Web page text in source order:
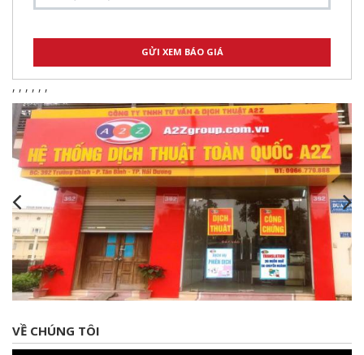
, , , , , ,
VỀ CHÚNG TÔI